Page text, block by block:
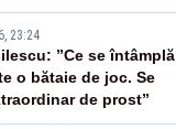
23:24
”Ce se întâmplă
o bătaie de joc. Se
de prost”